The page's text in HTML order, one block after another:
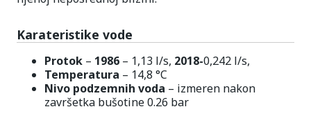
Karateristike vode
Protok – 1986 – 1,13 l/s, 2018-0,242 l/s,
Temperatura – 14,8 °C
Nivo podzemnih voda – izmeren nakon
završetka bušotine 0.26 bar